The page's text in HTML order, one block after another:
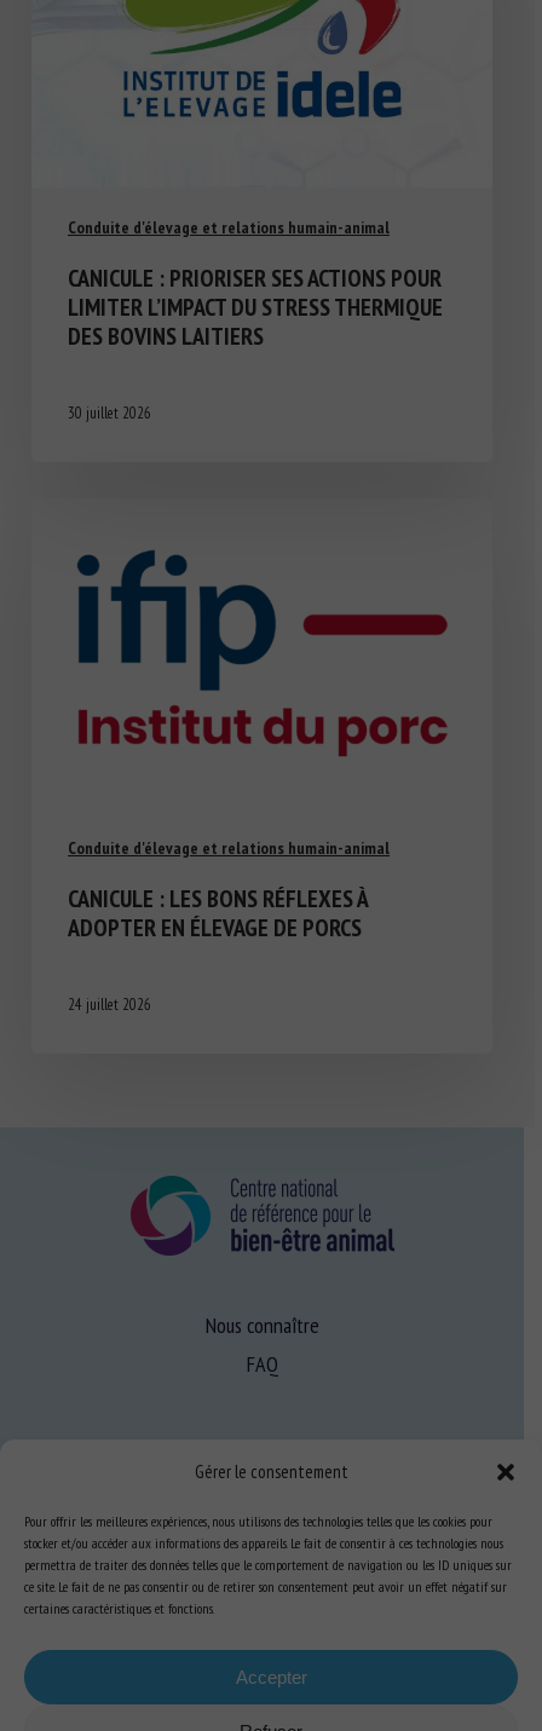
Gérer le consentement
Pour offrir les meilleures expériences, nous utilisons des technologies telles que les cookies pour
stocker et/ou accéder aux informations des appareils. Le fait de consentir à ces technologies nous
permettra de traiter des données telles que le comportement de navigation ou les ID uniques sur
ce site. Le fait de ne pas consentir ou de retirer son consentement peut avoir un effet négatif sur
certaines caractéristiques et fonctions.
Accepter
Conduite d'élevage et relations humain-animal
CANICULE : PRIORISER SES ACTIONS POUR
LIMITER L’IMPACT DU STRESS THERMIQUE
DES BOVINS LAITIERS
30 juillet 2026
Conduite d'élevage et relations humain-animal
CANICULE : LES BONS RÉFLEXES À
ADOPTER EN ÉLEVAGE DE PORCS
24 juillet 2026
Nous connaître
FAQ
S’informer sur le BEA
Se former au BEA
S’abonner aux actualités